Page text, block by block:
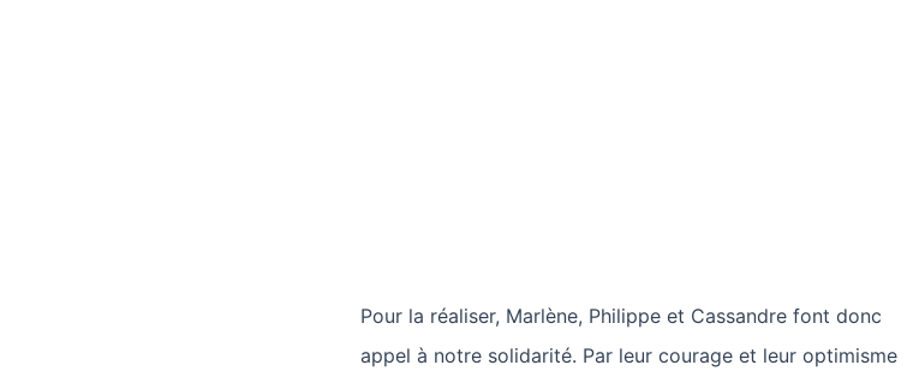
Pour la réaliser, Marlène, Philippe et Cassandre font donc
appel à notre solidarité. Par leur courage et leur optimisme